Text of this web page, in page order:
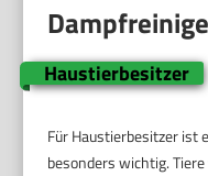
Haustierbesitzer
Für Haustierbesitzer ist
besonders wichtig.